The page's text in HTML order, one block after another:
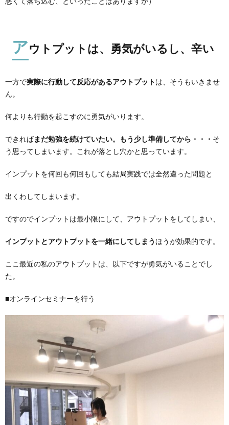
アウトプットは、勇気がいるし、辛い
一方で実際に行動して反応があるアウトプットは、そうもいきませ
ん。
何よりも行動を起こすのに勇気がいります。
できればまだ勉強を続けていたい。もう少し準備してから・・・ そ
う思ってしまいます。これが落とし穴かと思っています。
インプットを何回も何回もしても結局実践では全然違った問題と
出くわしてしまいます。
ですのでインプットは最小限にして、アウトプットをしてしまい、
インプットとアウトプットを一緒にしてしまうほうが効果的です。
ここ最近の私のアウトプットは、以下ですが勇気がいることでし
た。
■オンラインセミナーを行う